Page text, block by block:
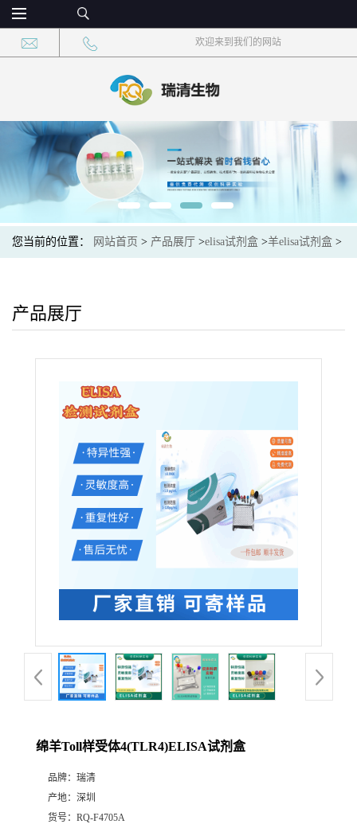
欢迎来到我们的网站
您当前的位置： 网站首页 > 产品展厅 >elisa试剂盒 >羊elisa试剂盒 >
产品展厅
绵羊Toll样受体4(TLR4)ELISA试剂盒
品牌： 瑞清
产地： 深圳
货号： RQ-F4705A